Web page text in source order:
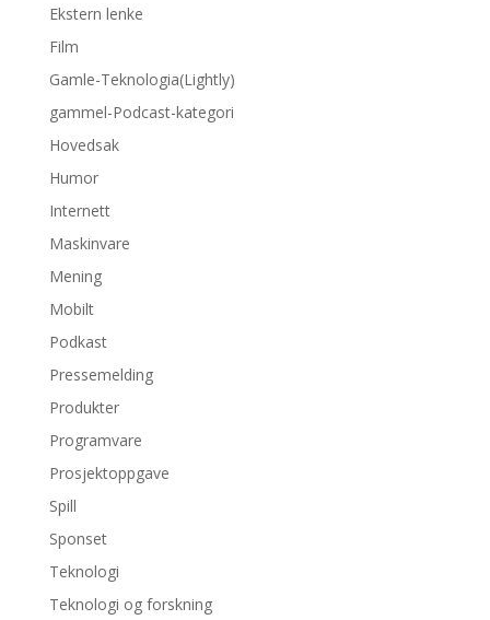
Ekstern lenke
Film
Gamle-Teknologia(Lightly)
gammel-Podcast-kategori
Hovedsak
Humor
Internett
Maskinvare
Mening
Mobilt
Podkast
Pressemelding
Produkter
Programvare
Prosjektoppgave
Spill
Sponset
Teknologi
Teknologi og forskning